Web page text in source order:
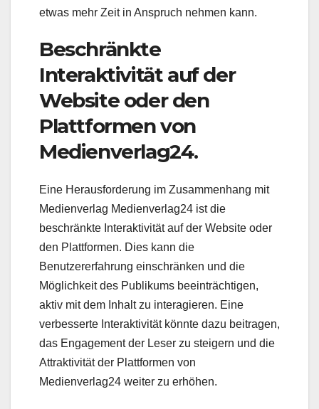
etwas mehr Zeit in Anspruch nehmen kann.
Beschränkte
Interaktivität auf der
Website oder den
Plattformen von
Medienverlag24.
Eine Herausforderung im Zusammenhang mit
Medienverlag Medienverlag24 ist die
beschränkte Interaktivität auf der Website oder
den Plattformen. Dies kann die
Benutzererfahrung einschränken und die
Möglichkeit des Publikums beeinträchtigen,
aktiv mit dem Inhalt zu interagieren. Eine
verbesserte Interaktivität könnte dazu beitragen,
das Engagement der Leser zu steigern und die
Attraktivität der Plattformen von
Medienverlag24 weiter zu erhöhen.